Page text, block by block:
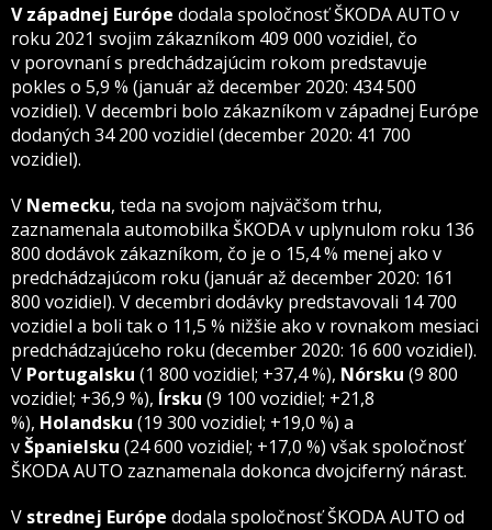
V západnej Európe dodala spoločnosť ŠKODA AUTO v
roku 2021 svojim zákazníkom 409 000 vozidiel, čo
v porovnaní s predchádzajúcim rokom predstavuje
pokles o 5,9 % (január až december 2020: 434 500
vozidiel). V decembri bolo zákazníkom v západnej Európe
dodaných 34 200 vozidiel (december 2020: 41 700
vozidiel).
V Nemecku, teda na svojom najväčšom trhu,
zaznamenala automobilka ŠKODA v uplynulom roku 136
800 dodávok zákazníkom, čo je o 15,4 % menej ako v
predchádzajúcom roku (január až december 2020: 161
800 vozidiel). V decembri dodávky predstavovali 14 700
vozidiel a boli tak o 11,5 % nižšie ako v rovnakom mesiaci
predchádzajúceho roku (december 2020: 16 600 vozidiel).
V Portugalsku (1 800 vozidiel; +37,4 %), Nórsku (9 800
vozidiel; +36,9 %), Írsku (9 100 vozidiel; +21,8
%), Holandsku (19 300 vozidiel; +19,0 %) a
vŠpanielsku (24 600 vozidiel; +17,0 %) však spoločnosť
ŠKODA AUTO zaznamenala dokonca dvojciferný nárast.
V strednej Európe dodala spoločnosť ŠKODA AUTO od